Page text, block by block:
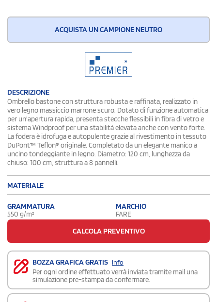
ACQUISTA UN CAMPIONE NEUTRO
DESCRIZIONE
Ombrello bastone con struttura robusta e raffinata, realizzato in
vero legno massiccio marrone scuro. Dotato di funzione automatica
per un'apertura rapida, presenta stecche flessibili in fibra di vetro e
sistema Windproof per una stabilità elevata anche con vento forte.
La fodera è idrofuga e autopulente grazie al rivestimento in tessuto
DuPont™ Teflon® originale. Completato da un elegante manico a
uncino tondeggiante in legno. Diametro: 120 cm, lunghezza da
chiuso: 100 cm, struttura a 8 pannelli.
MATERIALE
GRAMMATURA
550 g/m²
MARCHIO
FARE
CALCOLA PREVENTIVO
BOZZA GRAFICA GRATIS info
Per ogni ordine effettuato verrà inviata tramite mail una
simulazione pre-stampa da confermare.